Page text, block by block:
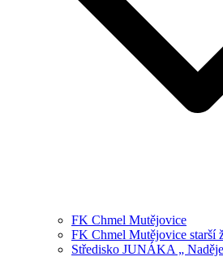
FK Chmel Mutějovice
FK Chmel Mutějovice starší
Středisko JUNÁKA „